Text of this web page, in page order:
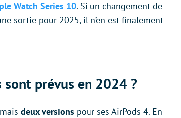
Watch Series 10. Si un changement de
sortie pour 2025, il n’en est finalement
sont prévus en 2024 ?
deux versions pour ses AirPods 4. En